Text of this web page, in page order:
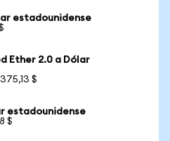
estadounidense
Ether 2.0 a Dólar
$
estadounidense
$